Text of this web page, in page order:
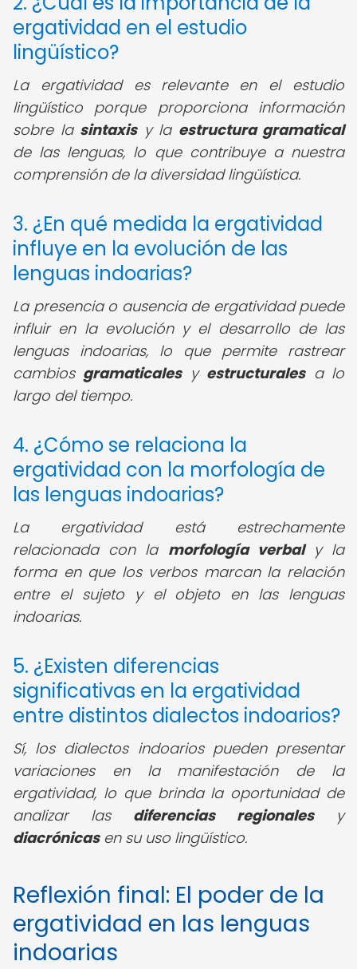
ergatividad en el estudio
lingüístico?
La ergatividad es relevante en el estudio
lingüístico porque proporciona información
sobre la sintaxisy la estructura gramatical
de las lenguas, lo que contribuye a nuestra
comprensión de la diversidad lingüística.
3. ¿En qué medida la ergatividad
influye en la evolución de las
lenguas indoarias?
La presencia o ausencia de ergatividad puede
influir en la evolución y el desarrollo de las
lenguas indoarias, lo que permite rastrear
cambios gramaticalesy estructuralesa lo
largo del tiempo.
4. ¿Cómo se relaciona la
ergatividad con la morfología de
las lenguas indoarias?
La ergatividad está estrechamente
relacionada con la morfología verbaly la
forma en que los verbos marcan la relación
entre el sujeto y el objeto en las lenguas
indoarias.
5. ¿Existen diferencias
significativas en la ergatividad
entre distintos dialectos indoarios?
Sí, los dialectos indoarios pueden presentar
variaciones en la manifestación de la
ergatividad, lo que brinda la oportunidad de
analizar las diferencias regionalesy
diacrónicasen su uso lingüístico.
Reflexión final: El poder de la
ergatividad en las lenguas
indoarias